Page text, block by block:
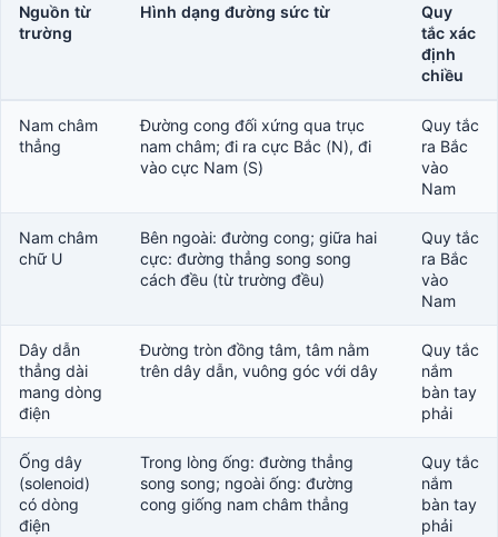
Nguồn từ
trường
Hình dạng đường sức từ
Quy
tắc xác
định
chiều
Nam châm
thẳng
Đường cong đối xứng qua trục
nam châm; đi ra cực Bắc (N), đi
vào cực Nam (S)
Quy tắc
ra Bắc
vào
Nam
Nam châm
chữ U
Bên ngoài: đường cong; giữa hai
cực: đường thẳng song song
cách đều (từ trường đều)
Quy tắc
ra Bắc
vào
Nam
Dây dẫn
thẳng dài
mang dòng
điện
Đường tròn đồng tâm, tâm nằm
trên dây dẫn, vuông góc với dây
Quy tắc
nắm
bàn tay
phải
Ống dây
(solenoid)
có dòng
điện
Trong lòng ống: đường thẳng
song song; ngoài ống: đường
cong giống nam châm thẳng
Quy tắc
nắm
bàn tay
phải